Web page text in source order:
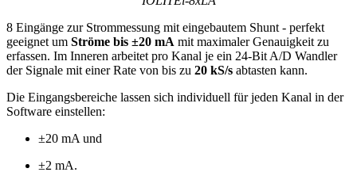
8 Eingänge zur Strommessung mit eingebautem Shunt - perfekt
geeignet um Ströme bis ±20 mA mit maximaler Genauigkeit zu
erfassen. Im Inneren arbeitet pro Kanal je ein 24-Bit A/D Wandler
der Signale mit einer Rate von bis zu 20 kS/s abtasten kann.
Die Eingangsbereiche lassen sich individuell für jeden Kanal in der
Software einstellen:
±20 mA und
±2 mA.